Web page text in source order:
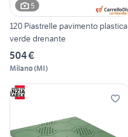
5
120 Piastrelle pavimento plastica
verde drenante
504 €
Milano(MI)